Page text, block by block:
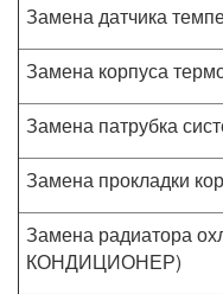
Замена датчика
Замена корпуса
Замена патрубка
Замена прокладки
Замена радиатора
КОНДИЦИОНЕР)